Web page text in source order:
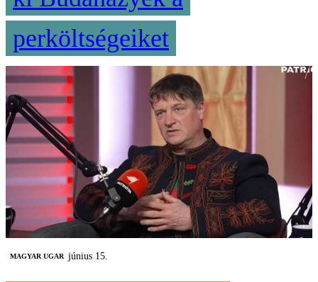
perköltségeiket
MAGYAR UGAR június 15.